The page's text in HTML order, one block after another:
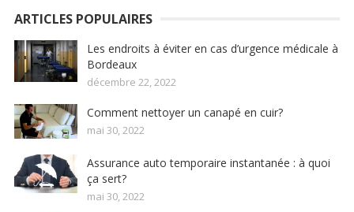
ARTICLES POPULAIRES
Les endroits à éviter en cas d’urgence médicale à
Bordeaux
décembre 22, 2022
Comment nettoyer un canapé en cuir?
mai 30, 2022
Assurance auto temporaire instantanée : à quoi
ça sert?
mai 30, 2022